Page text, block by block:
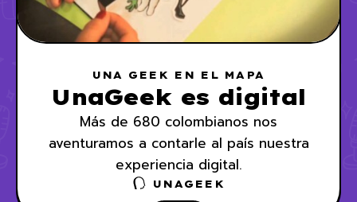
UNA GEEK EN EL MAPA
UnaGeek es digital
Más de 680 colombianos nos
aventuramos a contarle al país nuestra
experiencia digital.
UNAGEEK